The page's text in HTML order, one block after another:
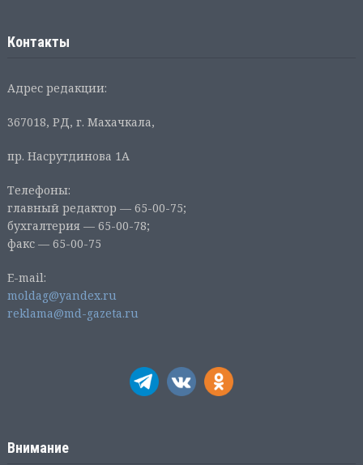
Контакты
Адрес редакции:
367018, РД, г. Махачкала,
пр. Насрутдинова 1А
Телефоны:
главный редактор — 65-00-75;
бухгалтерия — 65-00-78;
факс — 65-00-75
E-mail:
moldag@yandex.ru
reklama@md-gazeta.ru
Внимание